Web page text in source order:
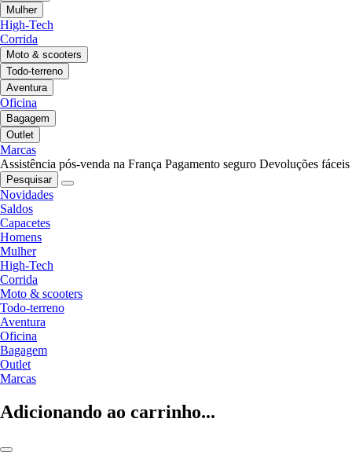
Mulher
High-Tech
Corrida
Moto & scooters
Todo-terreno
Aventura
Oficina
Bagagem
Outlet
Marcas
Assistência pós-venda na França Pagamento seguro Devoluções fáceis
Pesquisar
Novidades
Saldos
Capacetes
Homens
Mulher
High-Tech
Corrida
Moto & scooters
Todo-terreno
Aventura
Oficina
Bagagem
Outlet
Marcas
Adicionando ao carrinho...